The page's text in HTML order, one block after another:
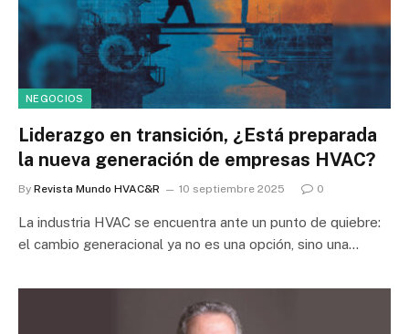
NEGOCIOS
Liderazgo en transición, ¿Está preparada
la nueva generación de empresas HVAC?
By Revista Mundo HVAC&R 10 septiembre 2025 0
La industria HVAC se encuentra ante un punto de quiebre:
el cambio generacional ya no es una opción, sino una…